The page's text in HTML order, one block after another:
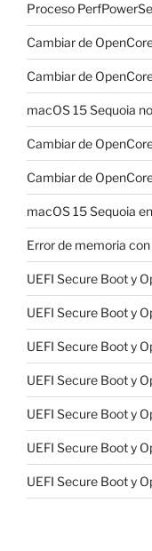
Proceso
Cambiar de
Cambiar de
macOS 15 Sequoia
Cambiar de
Cambiar de
macOS 15 Sequoia
Error de memoria
UEFI Secure Boot y
UEFI Secure Boot y
UEFI Secure Boot y
UEFI Secure Boot y
UEFI Secure Boot y
UEFI Secure Boot y
UEFI Secure Boot y